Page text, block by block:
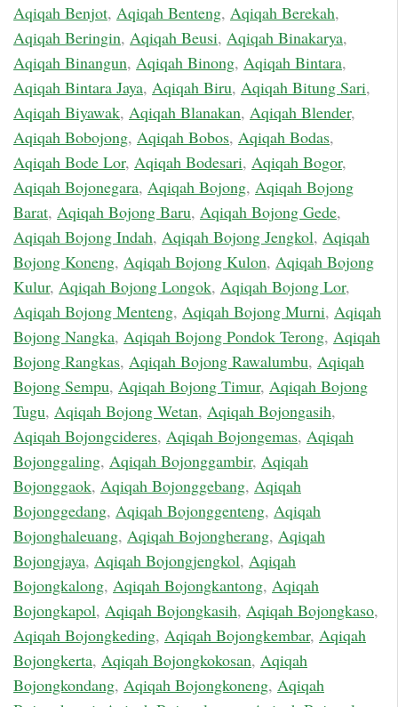
Aqiqah Benjot, Aqiqah Benteng, Aqiqah Berekah,
Aqiqah Beringin, Aqiqah Beusi, Aqiqah Binakarya,
Aqiqah Binangun, Aqiqah Binong, Aqiqah Bintara,
Aqiqah Bintara Jaya, Aqiqah Biru, Aqiqah Bitung Sari,
Aqiqah Biyawak, Aqiqah Blanakan, Aqiqah Blender,
Aqiqah Bobojong, Aqiqah Bobos, Aqiqah Bodas,
Aqiqah Bode Lor, Aqiqah Bodesari, Aqiqah Bogor,
Aqiqah Bojonegara, Aqiqah Bojong, Aqiqah Bojong
Barat, Aqiqah Bojong Baru, Aqiqah Bojong Gede,
Aqiqah Bojong Indah, Aqiqah Bojong Jengkol, Aqiqah
Bojong Koneng, Aqiqah Bojong Kulon, Aqiqah Bojong
Kulur, Aqiqah Bojong Longok, Aqiqah Bojong Lor,
Aqiqah Bojong Menteng, Aqiqah Bojong Murni, Aqiqah
Bojong Nangka, Aqiqah Bojong Pondok Terong, Aqiqah
Bojong Rangkas, Aqiqah Bojong Rawalumbu, Aqiqah
Bojong Sempu, Aqiqah Bojong Timur, Aqiqah Bojong
Tugu, Aqiqah Bojong Wetan, Aqiqah Bojongasih,
Aqiqah Bojongcideres, Aqiqah Bojongemas, Aqiqah
Bojonggaling, Aqiqah Bojonggambir, Aqiqah
Bojonggaok, Aqiqah Bojonggebang, Aqiqah
Bojonggedang, Aqiqah Bojonggenteng, Aqiqah
Bojonghaleuang, Aqiqah Bojongherang, Aqiqah
Bojongjaya, Aqiqah Bojongjengkol, Aqiqah
Bojongkalong, Aqiqah Bojongkantong, Aqiqah
Bojongkapol, Aqiqah Bojongkasih, Aqiqah Bojongkaso,
Aqiqah Bojongkeding, Aqiqah Bojongkembar, Aqiqah
Bojongkerta, Aqiqah Bojongkokosan, Aqiqah
Bojongkondang, Aqiqah Bojongkoneng, Aqiqah